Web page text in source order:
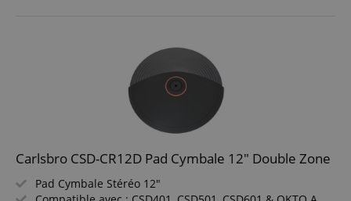
Carlsbro CSD-CR12D Pad Cymbale 12" Double Zone
Pad Cymbale Stéréo 12"